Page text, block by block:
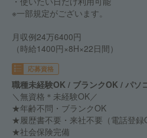
※一部規定がございます。
月収例24万6400円
（時給1400円×8H×22日間）
応募資格
職種未経験OK / ブランクOK / パソ
＼無資格＊未経験OK／
★年齢不問・ブランクOK
★履歴書不要・来社不要（電話登録
★社会保険完備